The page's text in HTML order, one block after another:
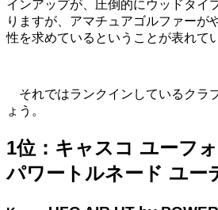
インアップが、圧倒的にウッドタイ
りますが、アマチュアゴルファーが
性を求めているということが表れて
それではランクインしているクラ
ょう。
1位：キャスコ ユーフ
パワートルネード ユー